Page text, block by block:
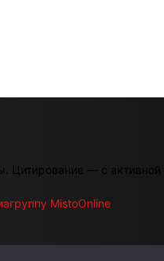
— с активной
MistoOnline